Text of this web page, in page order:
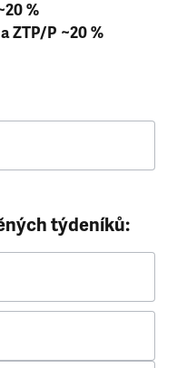
%
ZTP/P ~20 %
týdeníků: